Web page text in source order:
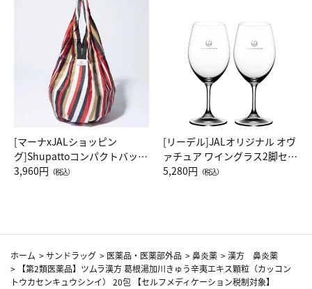
[マーナxJALショッピン
グ]Shupattoコンパクトバッグ
Drop JAL客室乗務員（LC）ス
3,960円 （税込）
[リーデル]JALオリジナル オヴ
ァチュア ワイングラス2脚セッ
ト（レッドワイン）
5,280円 （税込）
ホーム >サンドラッグ > 医薬品・医薬部外品 >鼻炎薬 >漢方 鼻炎薬
>
【第2類医薬品】ツムラ漢方 葛根湯加川きゅう辛夷エキス顆粒（カッコン
トウカセンキュウシンイ） 20包 【セルフメディケーション税制対象】